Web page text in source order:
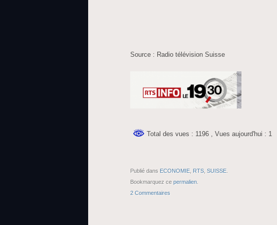
Source : Radio télévision Suisse
Total des vues : 1196 , Vues aujourd'hui : 1
Publié dans ECONOMIE RTS SUISSE
Bookmarquez ce permalien
2 Commentaires